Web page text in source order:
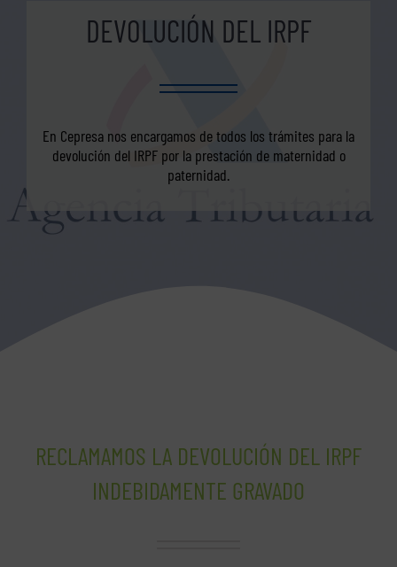
DEVOLUCIÓN DEL IRPF
En Cepresa nos encargamos de todos los trámites para la
devolución del IRPF por la prestación de maternidad o
paternidad.
RECLAMAMOS LA DEVOLUCIÓN DEL IRPF
INDEBIDAMENTE GRAVADO